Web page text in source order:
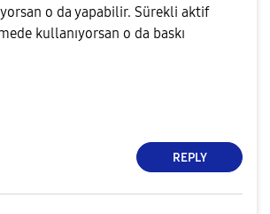
o da yapabilir. Sürekli aktif
kullanıyorsan o da baskı
REPLY